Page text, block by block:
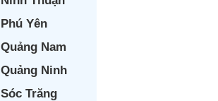
Phú Yên
Quảng Nam
Quảng Ninh
Sóc Trăng